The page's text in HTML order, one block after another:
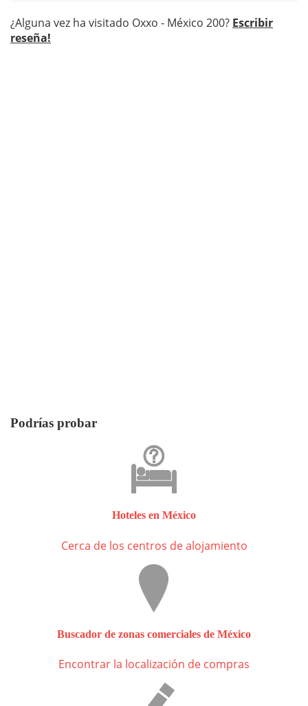
¿Alguna vez ha visitado Oxxo - México 200? Escribir
reseña!
Podrías probar
Hoteles en México
Cerca de los centros de alojamiento
Buscador de zonas comerciales de México
Encontrar la localización de compras